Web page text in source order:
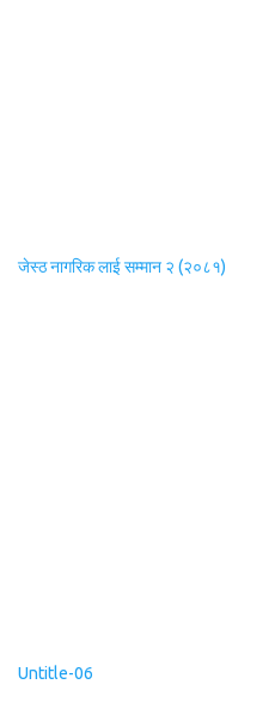
जेस्ठ नागरिक लाई सम्मान २ (२०८१)
Untitle-06